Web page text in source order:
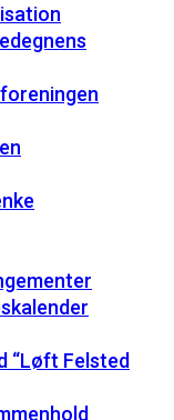
“Løft Felsted